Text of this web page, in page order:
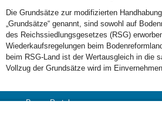
Die Grundsätze zur modifizierten
„Grundsätze“ genannt, sind sowohl auf
des Reichssiedlungsgesetzes (RSG)
Wiederkaufsregelungen beim
beim RSG-Land ist der Wertausgleich in die
Vollzug der Grundsätze wird im
BayernPortal